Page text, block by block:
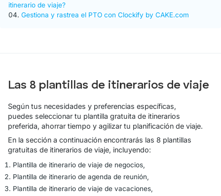
itinerario de viaje?
04. Gestiona y rastrea el PTO con Clockify by CAKE.com
Las 8 plantillas de itinerarios de viaje
Según tus necesidades y preferencias específicas,
puedes seleccionar tu plantilla gratuita de itinerarios
preferida, ahorrar tiempo y agilizar tu planificación de viaje.
En la sección a continuación encontrarás las 8 plantillas
gratuitas de itinerarios de viaje, incluyendo:
Plantilla de itinerario de viaje de negocios,
Plantilla de itinerario de agenda de reunión,
Plantilla de itinerario de viaje de vacaciones,